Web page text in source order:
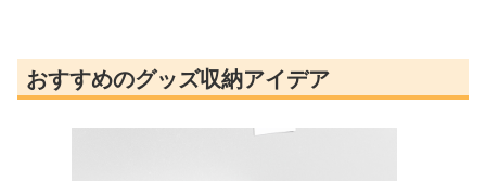
おすすめのグッズ収納アイデア